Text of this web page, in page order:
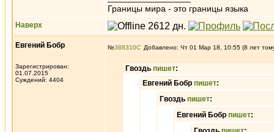
Границы мира - это границы языка
Наверх
Евгений Бобр
Зарегистрирован:
01.07.2015
Суждений: 4404
№388310 Добавлено: Чт 01 Мар 18, 10:55 (8 лет
Гвоздь пишет:
Евгений Бобр пишет:
Гвоздь пишет:
Евгений Бобр пишет: